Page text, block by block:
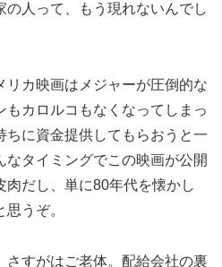
人って、もう現れないんでし
カ映画はメジャーが圧倒的な
もカロルコもなくなってしまっ
ちに資金提供してもらおうと一
タイミングでこの映画が公開
肉だし、単に80年代を懐かし
うぞ。
すがはご老体。配給会社の裏